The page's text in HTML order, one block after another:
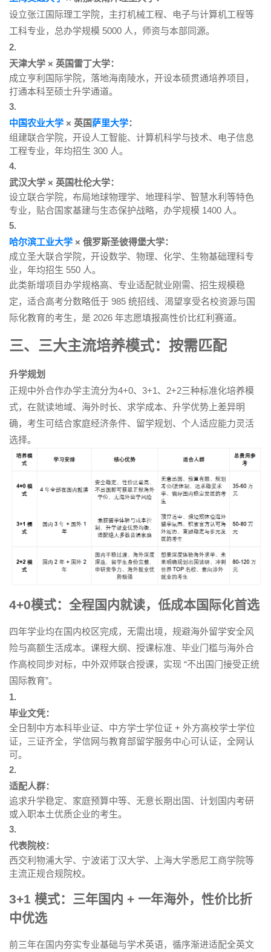
设立张江国际理工学院，主打机械工程、电子与计算机工程等
工科专业，总办学规模 5000 人，师资与本部同源。
2.
天津大学 × 英国雷丁大学：
成立亨利国际学院，落地海南陵水，开设本硕贯通培养项目，
打通本科至硕士升学通道。
3.
中国农业大学 × 英国萨里大学：
组建联合学院，开设人工智能、计算机科学与技术、电子信息
工程专业，年均招生 300 人。
4.
武汉大学 × 英国杜伦大学：
设立联合学院，布局地球物理学、地理科学、智慧水利等特色
专业，贴合国家基建与生态保护战略，办学规模 1400 人。
5.
哈尔滨工业大学 × 俄罗斯圣彼得堡大学：
成立圣大联合学院，开设数学、物理、化学、生物基础理科专
业，年均招生 550 人。
此类新增项目办学规格高、专业适配就业刚需、招生规模稳
定，适合高考分数略低于 985 统招线、渴望享受名校资源与国
际化教育的考生，是 2026 年志愿填报高性价比红利赛道。
三、三大主流培养模式：按需匹配
升学规划
正规中外合作办学主流分为4+0、3+1、2+2三种标准化培养模
式，在就读地域、海外时长、求学成本、升学优势上差异明
确，考生可结合家庭经济条件、留学规划、个人适应能力灵活
选择。
4+0模式：全程国内就读，低成本国际化首选
四年学业均在国内校区完成，无需出境，规避海外留学安全风
险与高额生活成本。课程大纲、授课标准、毕业门槛与海外合
作高校同步对标，中外双师联合授课，实现 “不出国门接受正统
国际教育”。
1.
毕业文凭：
全日制中方本科毕业证、中方学士学位证 + 外方高校学士学位
证，三证齐全，学信网与教育部留学服务中心可认证，全网认
可。
2.
适配人群：
追求升学稳定、家庭预算中等、无意长期出国、计划国内考研
或入职本土优质企业的考生。
3.
代表院校：
西交利物浦大学、宁波诺丁汉大学、上海大学悉尼工商学院等
主流正规合规院校。
3+1 模式：三年国内 + 一年海外，性价比折
中优选
前三年在国内夯实专业基础与学术英语，循序渐进适配全英文